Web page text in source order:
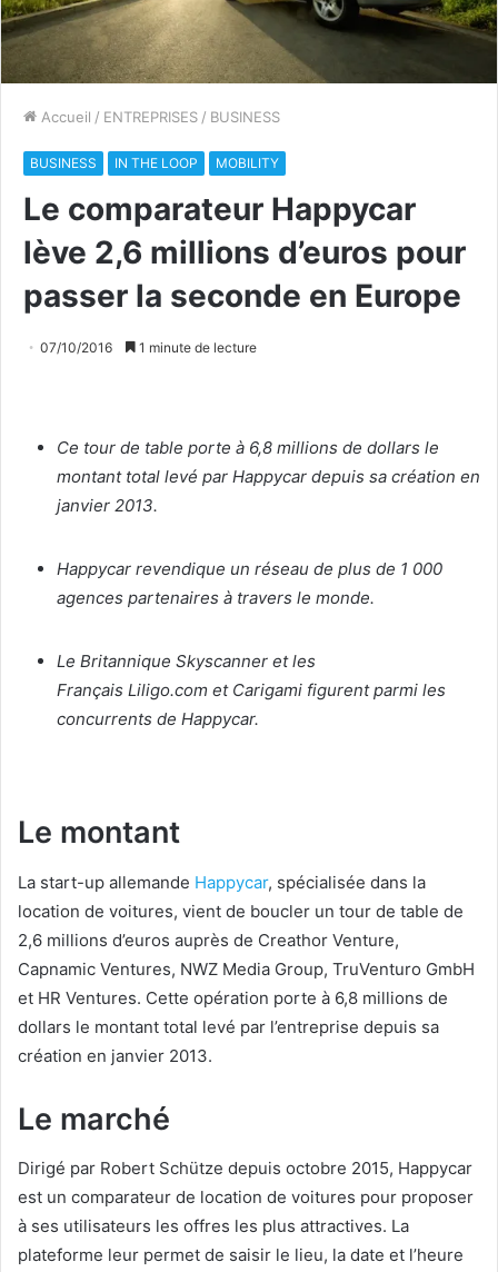
Accueil / ENTREPRISES / BUSINESS
BUSINESS IN THE LOOP MOBILITY
Le comparateur Happycar
lève 2,6 millions d’euros pour
passer la seconde en Europe
07/10/2016 1 minute de lecture
Ce tour de table porte à 6,8 millions de dollars le
montant total levé par Happycar depuis sa création en
janvier 2013.
Happycar revendique un réseau de plus de 1 000
agences partenaires à travers le monde.
Le Britannique Skyscanner et les
Français Liligo.com et Carigami figurent parmi les
concurrents de Happycar.
Le montant
La start-up allemande Happycar, spécialisée dans la
location de voitures, vient de boucler un tour de table de
2,6 millions d’euros auprès de Creathor Venture,
Capnamic Ventures, NWZ Media Group, TruVenturo GmbH
et HR Ventures. Cette opération porte à 6,8 millions de
dollars le montant total levé par l’entreprise depuis sa
création en janvier 2013.
Le marché
Dirigé par Robert Schütze depuis octobre 2015, Happycar
est un comparateur de location de voitures pour proposer
à ses utilisateurs les offres les plus attractives. La
plateforme leur permet de saisir le lieu, la date et l’heure